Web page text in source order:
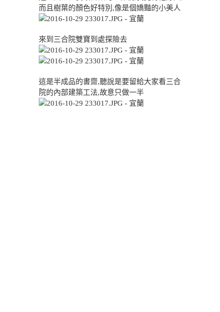
而且樹葉的顏色好特別,像是個嬌豔的小美人
來到三合院雙寶到處探險去
這是半成品的書齋,聽說是要留給大家看三合
院的內部建築工法,故意只做一半